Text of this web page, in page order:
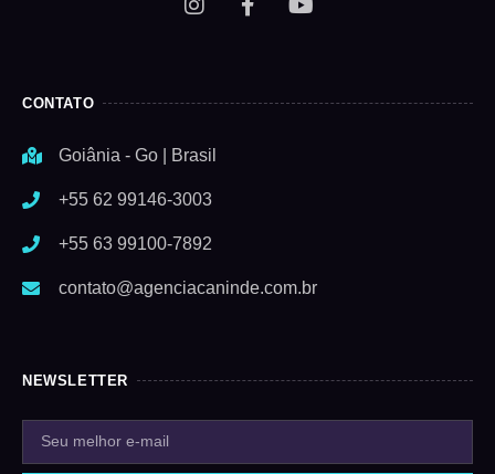
CONTATO
Goiânia - Go | Brasil
+55 62 99146-3003
+55 63 99100-7892
contato@agenciacaninde.com.br
NEWSLETTER